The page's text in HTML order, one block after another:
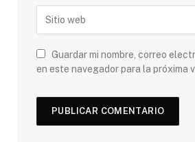
Guardar mi nombre, correo
en este navegador para la próxima